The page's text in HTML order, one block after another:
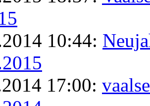
10:44:
17:00: